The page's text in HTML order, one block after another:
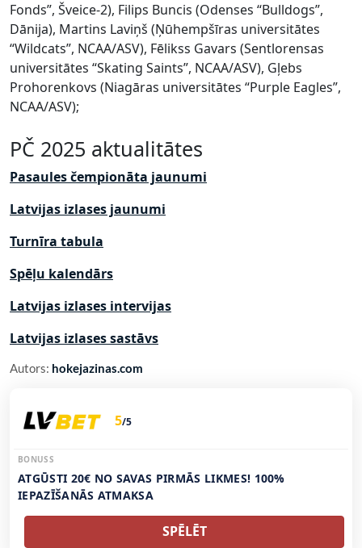
Fonds”, Šveice-2), Filips Buncis (Odenses “Bulldogs”,
Dānija), Martins Laviņš (Ņūhempšīras universitātes
“Wildcats”, NCAA/ASV), Fēlikss Gavars (Sentlorensas
universitātes “Skating Saints”, NCAA/ASV), Gļebs
Prohorenkovs (Niagāras universitātes “Purple Eagles”,
NCAA/ASV);
PČ 2025 aktualitātes
Pasaules čempionāta jaunumi
Latvijas izlases jaunumi
Turnīra tabula
Spēļu kalendārs
Latvijas izlases intervijas
Latvijas izlases sastāvs
Autors: hokejazinas.com
5/5
BONUSS
ATGŪSTI 20€ NO SAVAS PIRMĀS LIKMES! 100%
IEPAZĪŠANĀS ATMAKSA
SPĒLĒT